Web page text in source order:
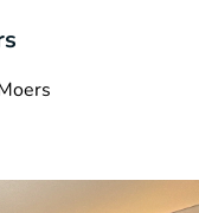
Bereikbaar tot 23:00 uur